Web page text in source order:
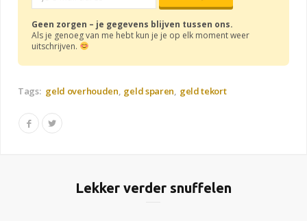
Geen zorgen – je gegevens blijven tussen ons.
Als je genoeg van me hebt kun je je op elk moment weer
uitschrijven.
Tags: geld overhouden geld sparen geld tekort
Lekker verder snuffelen